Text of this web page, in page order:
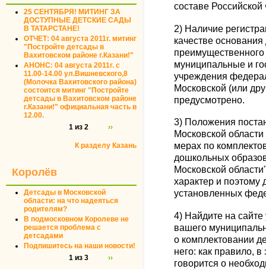
25 СЕНТЯБРЯ! МИТИНГ ЗА
ДОСТУПНЫЕ ДЕТСКИЕ САДЫ
В ТАТАРСТАНЕ!
ОТЧЕТ: 04 августа 2011г. митинг
"Постройте детсады в
Вахитовском районе г.Казани!"
АНОНС: 04 августа 2011г. с
11.00-14.00 ул.Вишневского,8
(Молочка Вахитовского района)
состоится митинг "Постройте
детсады в Вахитовском районе
г.Казани!" официальная часть в
12.00.
1 из 2
››
К разделу Казань
Королёв
Детсады в Московской
области: на что надеяться
родителям?
В подмосковном Королеве не
решается проблема с
детсадами
Подпишитесь на наши новости!
1 из 3
››
составе
2) Наличие
качестве
муниципальные и
учреждения
Московской (или
предусмотрено.
3) Положения
Московской
мерах по
дошкольных
Московской
характер и поэтому
установленных
4) Найдите на
вашего
о комплектовании
него: как правило,
говорится о